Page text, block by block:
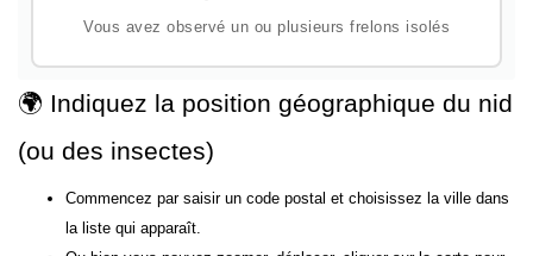
Vous avez observé un ou plusieurs frelons isolés
🌍 Indiquez la position géographique du nid
(ou des insectes)
Commencez par saisir un code postal et choisissez la ville dans
la liste qui apparaît.